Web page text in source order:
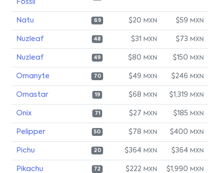
Fossil
Natu 69 $20 MXN $59 MXN
Nuzleaf 48 $31 MXN $73 MXN
Nuzleaf 49 $80 MXN $150 MXN
Omanyte 70 $49 MXN $246 MXN
Omastar 19 $68 MXN $1,319 MXN
Onix 71 $27 MXN $185 MXN
Pelipper 50 $78 MXN $400 MXN
Pichu 20 $364 MXN $364 MXN
Pikachu 72 $222 MXN $1,990 MXN